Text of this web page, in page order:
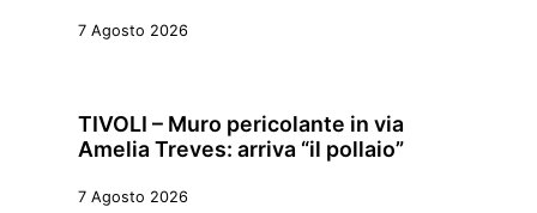
7 Agosto 2026
TIVOLI – Muro pericolante in via
Amelia Treves: arriva “il pollaio”
7 Agosto 2026